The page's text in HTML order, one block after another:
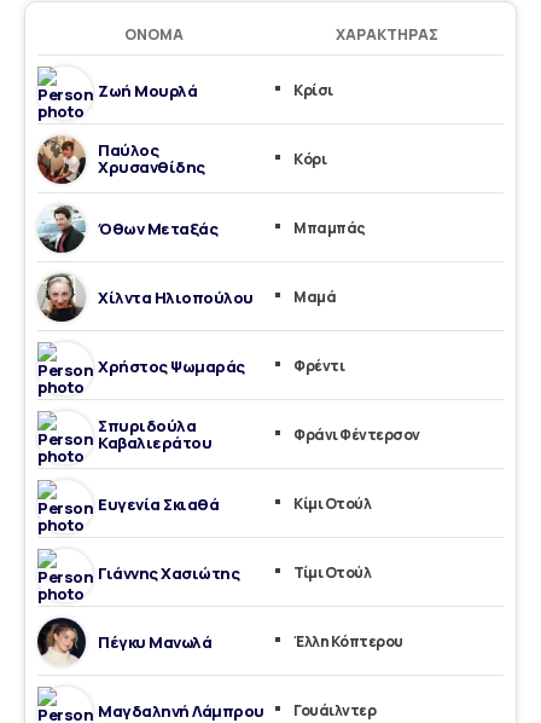
ΌΝΟΜΑ ΧΑΡΑΚΤΉΡΑΣ
Ζωή Μουρλά Κρίσι
Παύλος
Χρυσανθίδης Κόρι
Όθων Μεταξάς Μπαμπάς
Χίλντα Ηλιοπούλου Μαμά
Χρήστος Ψωμαράς Φρέντι
Σπυριδούλα
Καβαλιεράτου Φράνι Φέντερσον
Ευγενία Σκιαθά Κίμι Οτούλ
Γιάννης Χασιώτης Τίμι Οτούλ
Πέγκυ Μανωλά Έλλη Κόπτερου
Μαγδαληνή Λάμπρου Γουάιλντερ